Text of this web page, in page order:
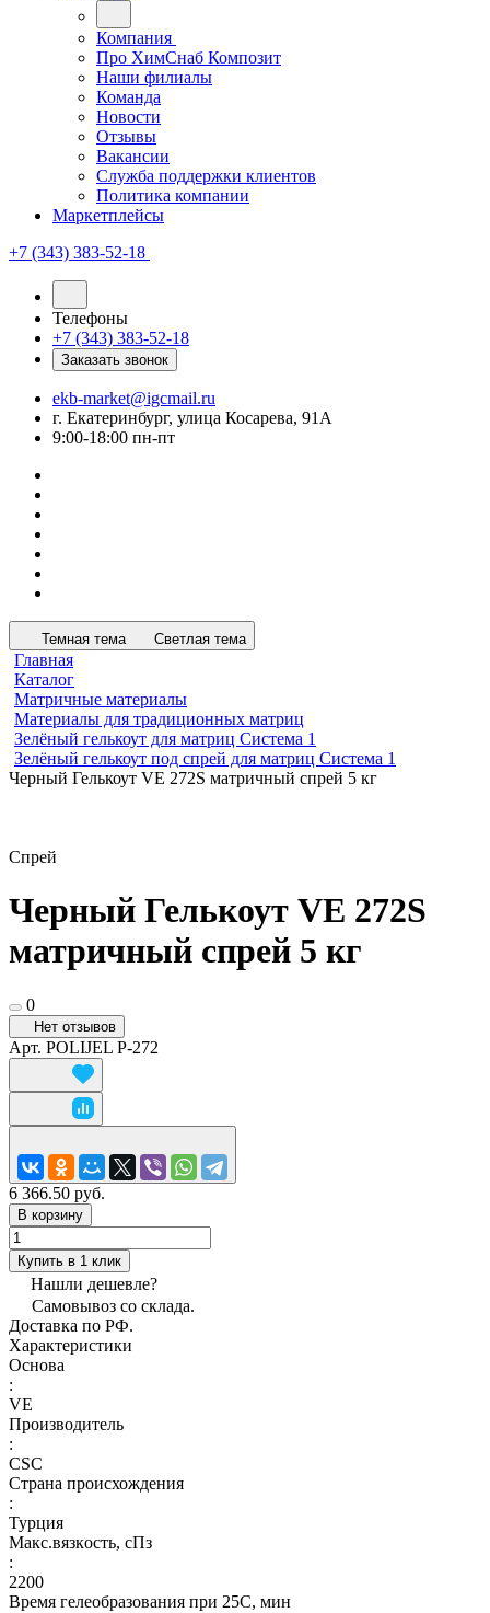
Компания
Про ХимСнаб Композит
Наши филиалы
Команда
Новости
Отзывы
Вакансии
Служба поддержки клиентов
Политика компании
Маркетплейсы
+7 (343) 383-52-18
Телефоны
+7 (343) 383-52-18
Заказать звонок
ekb-market@igcmail.ru
г. Екатеринбург, улица Косарева, 91А
9:00-18:00 пн-пт
Темная тема Светлая тема
Главная
Каталог
Матричные материалы
Материалы для традиционных матриц
Зелёный гелькоут для матриц Система 1
Зелёный гелькоут под спрей для матриц Система 1
Черный Гелькоут VE 272S матричный спрей 5 кг
Спрей
Черный Гелькоут VE 272S
матричный спрей 5 кг
0
Нет отзывов
Арт. POLIJEL P-272
6 366.50 руб.
В корзину
Купить в 1 клик
Нашли дешевле?
Самовывоз со склада.
Доставка по РФ.
Характеристики
Основа
:
VE
Производитель
:
CSC
Страна происхождения
:
Турция
Макс.вязкoсть, сПз
:
2200
Время гелеобразования при 25С, мин